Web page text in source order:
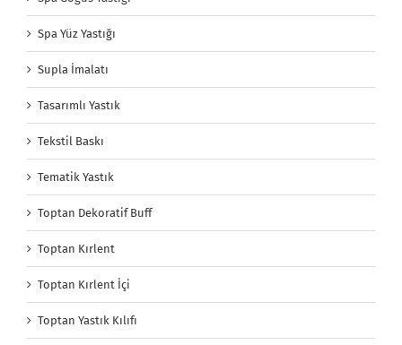
Spa Yüz Yastığı
Supla İmalatı
Tasarımlı Yastık
Tekstil Baskı
Tematik Yastık
Toptan Dekoratif Buff
Toptan Kırlent
Toptan Kırlent İçi
Toptan Yastık Kılıfı